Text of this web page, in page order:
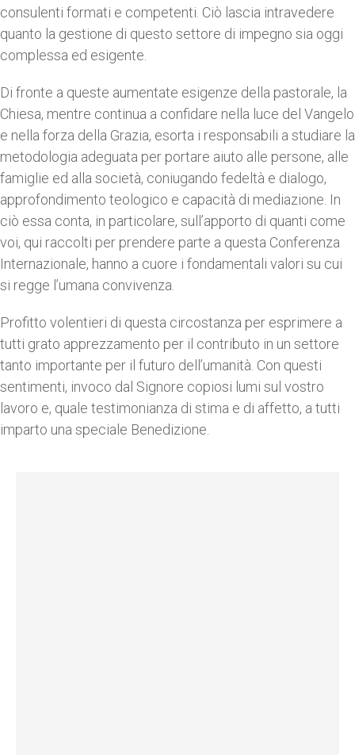
consulenti formati e competenti. Ciò lascia intravedere
quanto la gestione di questo settore di impegno sia oggi
complessa ed esigente.
Di fronte a queste aumentate esigenze della pastorale, la
Chiesa, mentre continua a confidare nella luce del Vangelo
e nella forza della Grazia, esorta i responsabili a studiare la
metodologia adeguata per portare aiuto alle persone, alle
famiglie ed alla società, coniugando fedeltà e dialogo,
approfondimento teologico e capacità di mediazione. In
ciò essa conta, in particolare, sull’apporto di quanti come
voi, qui raccolti per prendere parte a questa Conferenza
Internazionale, hanno a cuore i fondamentali valori su cui
si regge l’umana convivenza.
Profitto volentieri di questa circostanza per esprimere a
tutti grato apprezzamento per il contributo in un settore
tanto importante per il futuro dell’umanità. Con questi
sentimenti, invoco dal Signore copiosi lumi sul vostro
lavoro e, quale testimonianza di stima e di affetto, a tutti
imparto una speciale Benedizione.